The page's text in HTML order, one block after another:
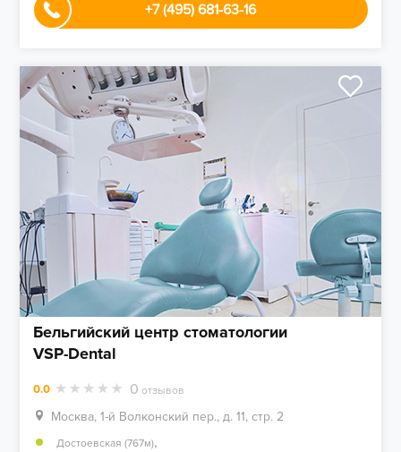
+7 (495) 681-63-16
Бельгийский центр стоматологии
VSP-Dental
0.0 0 отзывов
Москва, 1-й Волконский пер., д. 11, стр. 2
Достоевская (767м),